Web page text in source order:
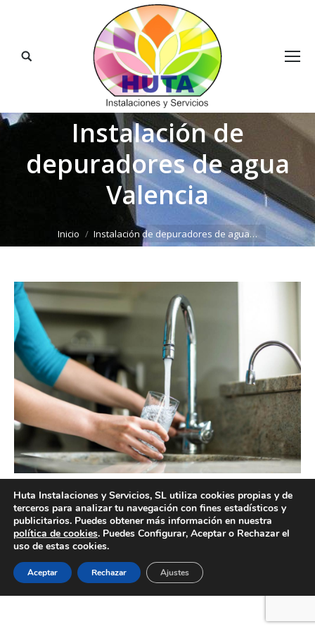
Buscar:
Instalación de
depuradores de agua
Valencia
Inicio Instalación de depuradores de agua…
Instalación de depuradores de agua Valencia
Información legal
Huta Instalaciones y Servicios, SL utiliza cookies propias y de
terceros para analizar tu navegación con fines estadísticos y
publicitarios. Puedes obtener más información en nuestra
política de cookies. Puedes Configurar, Aceptar o Rechazar el
uso de estas cookies.
Aceptar Rechazar Ajustes